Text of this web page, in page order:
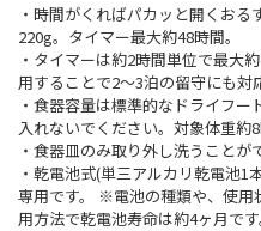
・時間がくればパカッと開くお
220g。タイマー最大約48時間。
・タイマーは約2時間単位で最大
用することで2～3泊の留守にも対
・食器容量は標準的なドライフ
入れないでください。対象体重約
・食器皿のみ取り外し洗うことが
・乾電池式(単三アルカリ乾電池1
専用です。 ※電池の種類や、使用
用方法で乾電池寿命は約4ヶ月です